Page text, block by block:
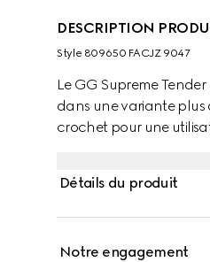
DESCRIPTION
Style ‎809650 FACJZ 9047
Le GG Supreme
dans une variante plus
crochet pour une
Détails du produit
Notre engagement